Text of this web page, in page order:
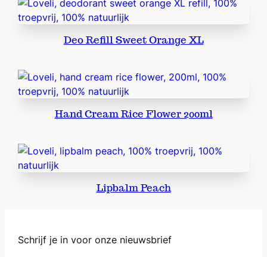
Deo Refill Sweet Orange XL
Hand Cream Rice Flower 200ml
Lipbalm Peach
Schrijf je in voor onze nieuwsbrief